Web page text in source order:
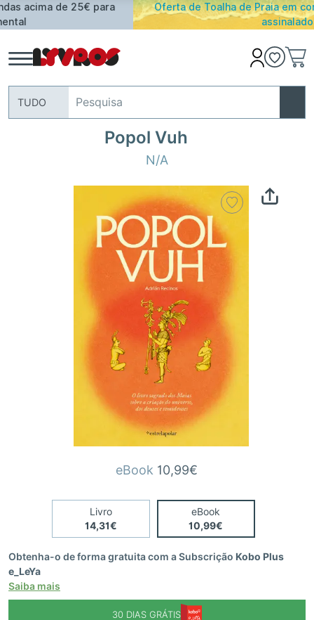
Oferta de Toalha de Praia em compras ≥ 30€ de artigos
assinalados
TUDO
Popol Vuh
N/A
eBook 10,99€
Livro
14,31€
eBook
10,99€
Obtenha-o de forma gratuita com a Subscrição Kobo Plus
e_LeYa
Saiba mais
30 DIAS GRÁTIS